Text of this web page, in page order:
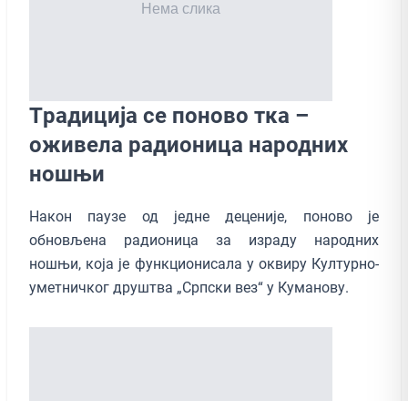
Tрадиција се поново тка –
оживела радионица народних
ношњи
Након паузе од једне деценије, поново је
обновљена радионица за израду народних
ношњи, која је функционисала у оквиру Културно-
уметничког друштва „Српски вез“ у Куманову.